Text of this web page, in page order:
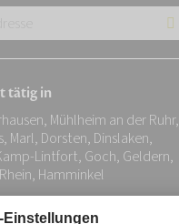
tätig in
Mühlheim an der Ruhr,
Marl, Dorsten, Dinslaken,
Lintfort, Goch, Geldern,
Hamminkel